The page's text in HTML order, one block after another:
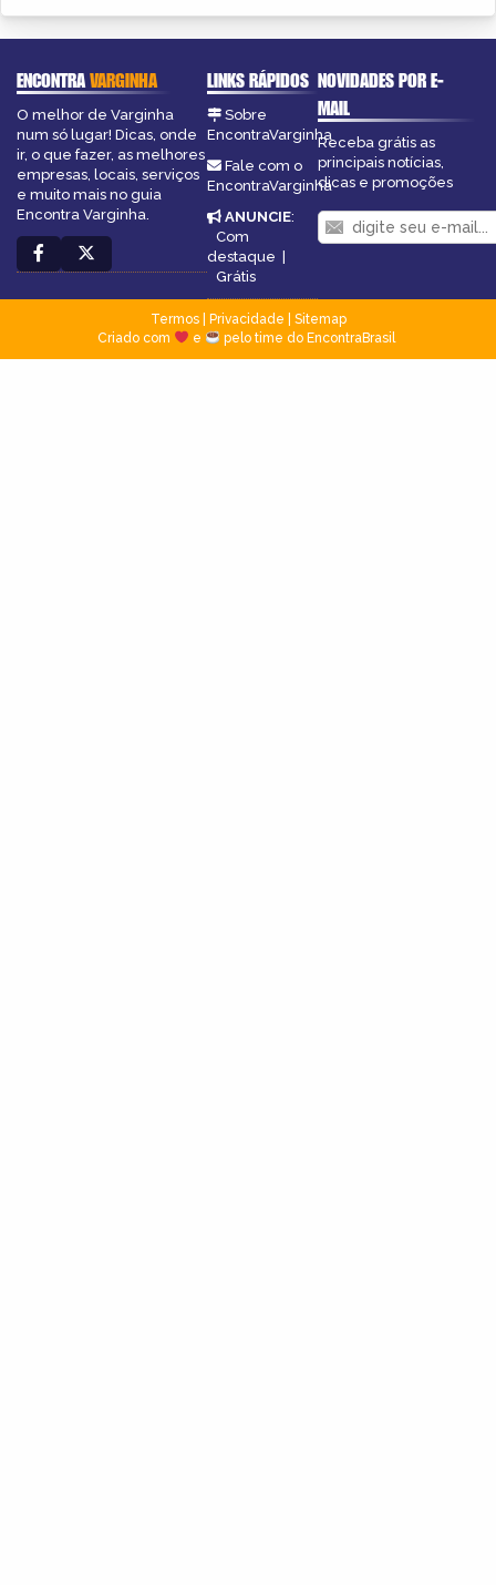
ENCONTRAVARGINHA
O melhor de Varginha
num só lugar! Dicas, onde
ir, o que fazer, as melhores
empresas, locais, serviços
e muito mais no guia
Encontra Varginha.
LINKS RÁPIDOS
Sobre
EncontraVarginha
Fale com o
EncontraVarginha
ANUNCIE:
Com
destaque
Grátis
NOVIDADES POR E-
MAIL
Receba grátis as
principais notícias,
dicas e promoções
Termos| Privacidade
Sitemap
Criado com
e pelo time do EncontraBrasil